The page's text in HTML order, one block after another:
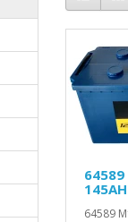
145AH
64589